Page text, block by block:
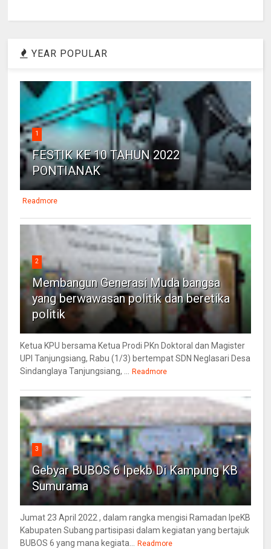
YEAR POPULAR
1
FESTIK KE 10 TAHUN 2022
PONTIANAK
Readmore
2
Membangun Generasi Muda bangsa
yang berwawasan politik dan beretika
politik
Ketua KPU bersama Ketua Prodi PKn Doktoral dan Magister
UPI Tanjungsiang, Rabu (1/3) bertempat SDN Neglasari Desa
Sindanglaya Tanjungsiang, ... Readmore
3
Gebyar BUBOS 6 Ipekb Di Kampung KB
Sumurama
Jumat 23 April 2022 , dalam rangka mengisi Ramadan IpeKB
Kabupaten Subang partisipasi dalam kegiatan yang bertajuk
BUBOS 6 yang mana kegiata... Readmore
📄 JOIN DONG